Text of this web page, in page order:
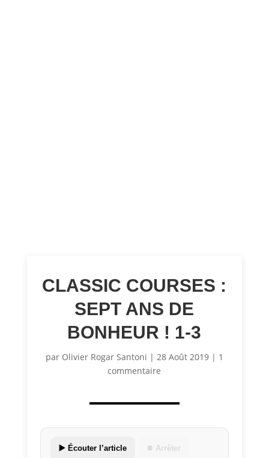
CLASSIC COURSES :
SEPT ANS DE
BONHEUR ! 1-3
par Olivier Rogar Santoni | 28 Août 2019| 1
commentaire
▶️ Écouter l’article ⏹ Arrêter